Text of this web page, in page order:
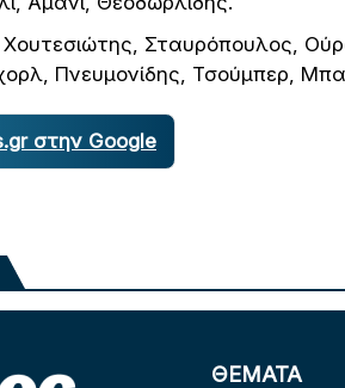
Χουτεσιώτης, Σταυρόπουλος,
Πνευμονίδης, Τσούμπερ,
στην Google
ΘΕΜΑΤΑ